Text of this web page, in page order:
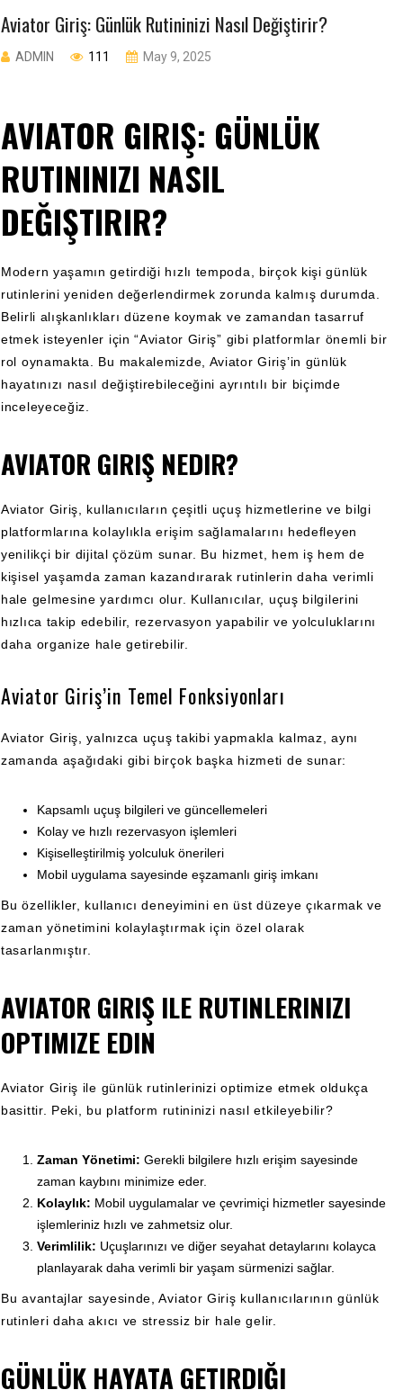
Aviator Giriş: Günlük Rutininizi Nasıl Değiştirir?
ADMIN 111 May 9, 2025
AVIATOR GIRIŞ: GÜNLÜK
RUTININIZI NASIL
DEĞIŞTIRIR?
Modern yaşamın getirdiği hızlı tempoda, birçok kişi günlük
rutinlerini yeniden değerlendirmek zorunda kalmış durumda.
Belirli alışkanlıkları düzene koymak ve zamandan tasarruf
etmek isteyenler için “Aviator Giriş” gibi platformlar önemli bir
rol oynamakta. Bu makalemizde, Aviator Giriş’in günlük
hayatınızı nasıl değiştirebileceğini ayrıntılı bir biçimde
inceleyeceğiz.
AVIATOR GIRIŞ NEDIR?
Aviator Giriş, kullanıcıların çeşitli uçuş hizmetlerine ve bilgi
platformlarına kolaylıkla erişim sağlamalarını hedefleyen
yenilikçi bir dijital çözüm sunar. Bu hizmet, hem iş hem de
kişisel yaşamda zaman kazandırarak rutinlerin daha verimli
hale gelmesine yardımcı olur. Kullanıcılar, uçuş bilgilerini
hızlıca takip edebilir, rezervasyon yapabilir ve yolculuklarını
daha organize hale getirebilir.
Aviator Giriş’in Temel Fonksiyonları
Aviator Giriş, yalnızca uçuş takibi yapmakla kalmaz, aynı
zamanda aşağıdaki gibi birçok başka hizmeti de sunar:
Kapsamlı uçuş bilgileri ve güncellemeleri
Kolay ve hızlı rezervasyon işlemleri
Kişiselleştirilmiş yolculuk önerileri
Mobil uygulama sayesinde eşzamanlı giriş imkanı
Bu özellikler, kullanıcı deneyimini en üst düzeye çıkarmak ve
zaman yönetimini kolaylaştırmak için özel olarak
tasarlanmıştır.
AVIATOR GIRIŞ ILE RUTINLERINIZI
OPTIMIZE EDIN
Aviator Giriş ile günlük rutinlerinizi optimize etmek oldukça
basittir. Peki, bu platform rutininizi nasıl etkileyebilir?
Zaman Yönetimi: Gerekli bilgilere hızlı erişim sayesinde
zaman kaybını minimize eder.
Kolaylık: Mobil uygulamalar ve çevrimiçi hizmetler sayesinde
işlemleriniz hızlı ve zahmetsiz olur.
Verimlilik: Uçuşlarınızı ve diğer seyahat detaylarını kolayca
planlayarak daha verimli bir yaşam sürmenizi sağlar.
Bu avantajlar sayesinde, Aviator Giriş kullanıcılarının günlük
rutinleri daha akıcı ve stressiz bir hale gelir.
GÜNLÜK HAYATA GETIRDIĞI